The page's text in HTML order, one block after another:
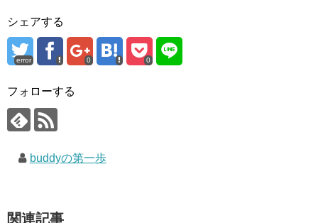
シェアする
error 0 0
フォローする
buddyの第一歩
関連記事